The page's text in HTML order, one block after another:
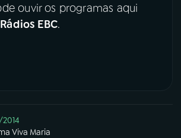
ouvir os programas aqui
Rádios EBC.
Viva Maria